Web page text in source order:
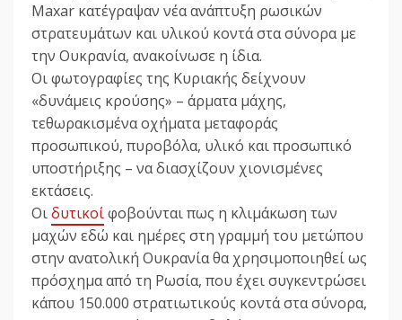
Maxar κατέγραψαν νέα ανάπτυξη ρωσικών
στρατευμάτων και υλικού κοντά στα σύνορα με
την Ουκρανία, ανακοίνωσε η ίδια.
Οι φωτογραφίες της Κυριακής δείχνουν
«δυνάμεις κρούσης» – άρματα μάχης,
τεθωρακισμένα οχήματα μεταφοράς
προσωπικού, πυροβόλα, υλικό και προσωπικό
υποστήριξης – να διασχίζουν χιονισμένες
εκτάσεις.
Οιδυτικοίφοβούνται πως η κλιμάκωση των
μαχών εδώ και ημέρες στη γραμμή του μετώπου
στην ανατολική Ουκρανία θα χρησιμοποιηθεί ως
πρόσχημα από τη Ρωσία, που έχει συγκεντρώσει
κάπου 150.000 στρατιωτικούς κοντά στα σύνορα,